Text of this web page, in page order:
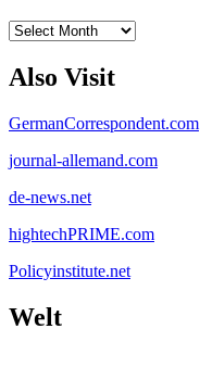
Archives
Also Visit
GermanCorrespondent.com
journal-allemand.com
de-news.net
hightechPRIME.com
Policyinstitute.net
Welt